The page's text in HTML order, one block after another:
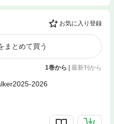
お気に入り登録
まとめて買う
1巻から | 最新刊から
2026